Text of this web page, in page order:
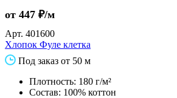
от 447 ₽/м
Арт. 401600
Хлопок Фуле клетка
Под заказ от 50 м
Плотность: 180 г/м²
Состав: 100% коттон